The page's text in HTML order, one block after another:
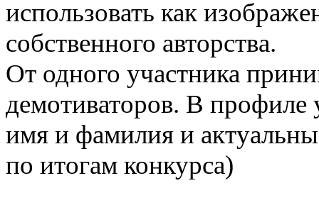
использовать как
собственного авторства.
От одного участника
демотиваторов. В
имя и фамилия и
по итогам конкурса)